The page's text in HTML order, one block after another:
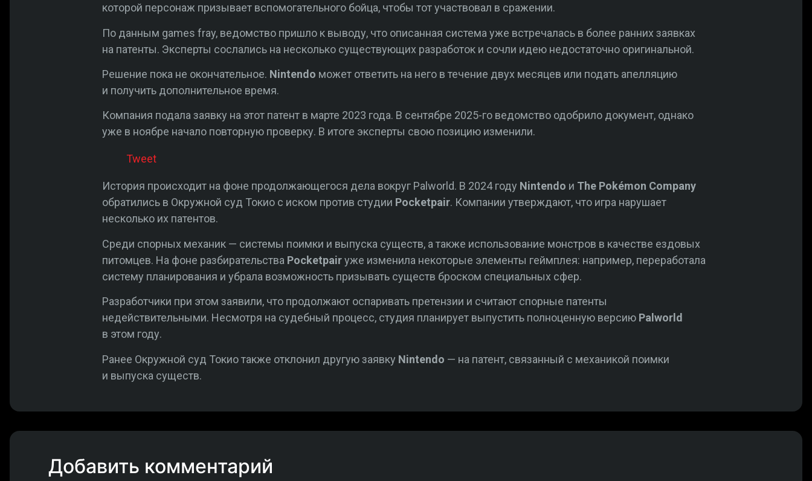
которой персонаж призывает вспомогательного бойца, чтобы тот участвовал в сражении.
По данным games fray, ведомство пришло к выводу, что описанная система уже встречалась в более ранних заявках
на патенты. Эксперты сослались на несколько существующих разработок и сочли идею недостаточно оригинальной.
Решение пока не окончательное. Nintendo может ответить на него в течение двух месяцев или подать апелляцию
и получить дополнительное время.
Компания подала заявку на этот патент в марте 2023 года. В сентябре 2025-го ведомство одобрило документ, однако
уже в ноябре начало повторную проверку. В итоге эксперты свою позицию изменили.
Tweet
История происходит на фоне продолжающегося дела вокруг Palworld. В 2024 году Nintendo и The Pokémon Company
обратились в Окружной суд Токио с иском против студии Pocketpair. Компании утверждают, что игра нарушает
несколько их патентов.
Среди спорных механик — системы поимки и выпуска существ, а также использование монстров в качестве ездовых
питомцев. На фоне разбирательства Pocketpairуже изменила некоторые элементы геймплея: например, переработала
систему планирования и убрала возможность призывать существ броском специальных сфер.
Разработчики при этом заявили, что продолжают оспаривать претензии и считают спорные патенты
недействительными. Несмотря на судебный процесс, студия планирует выпустить полноценную версию Palworld
в этом году.
Ранее Окружной суд Токио также отклонил другую заявку Nintendo — на патент, связанный с механикой поимки
и выпуска существ.
Добавить комментарий